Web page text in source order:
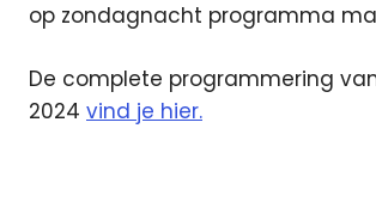
op zondagnacht programma
De complete programmering
2024 vind je hier.